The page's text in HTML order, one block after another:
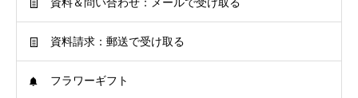
資料＆問い合わせ：メールで受け取る
資料請求：郵送で受け取る
フラワーギフト